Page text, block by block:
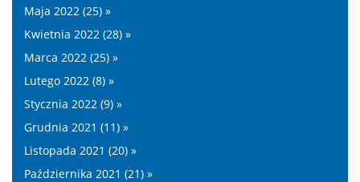
Maja 2022 (25) »
Kwietnia 2022 (28) »
Marca 2022 (25) »
Lutego 2022 (8) »
Stycznia 2022 (9) »
Grudnia 2021 (11) »
Listopada 2021 (20) »
Października 2021 (21) »